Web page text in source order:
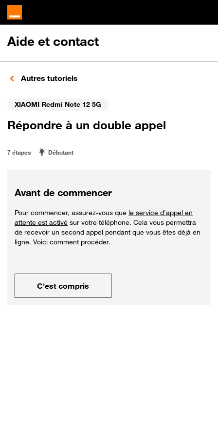
Aide et contact
Autres tutoriels
XIAOMI Redmi Note 12 5G
Répondre à un double appel
7 étapes Débutant
Avant de commencer
Pour commencer, assurez-vous que le service d'appel en
attente est activé sur votre téléphone. Cela vous permettra
de recevoir un second appel pendant que vous êtes déjà en
ligne. Voici comment procéder.
C'est compris